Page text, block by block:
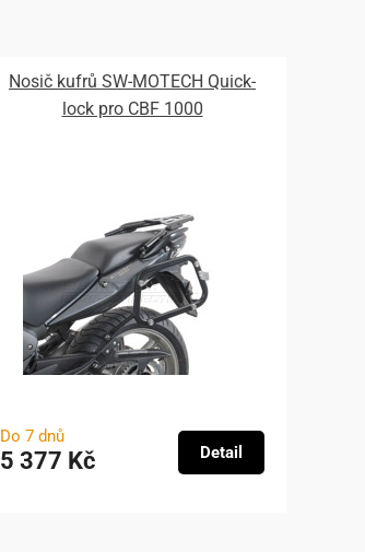
Nosič kufrů SW-MOTECH Quick-
lock pro CBF 1000
Do 7 dnů
5 377 Kč Detail